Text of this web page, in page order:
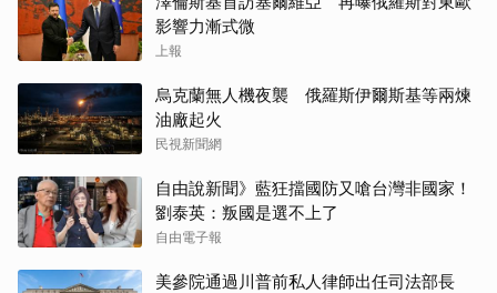
影響力漸式微
上報
烏克蘭無人機夜襲 俄羅斯伊爾斯基等兩煉
油廠起火
民視新聞網
自由說新聞》藍狂擋國防又嗆台灣非國家！
劉泰英：叛國是選不上了
自由電子報
美參院通過川普前私人律師出任司法部長